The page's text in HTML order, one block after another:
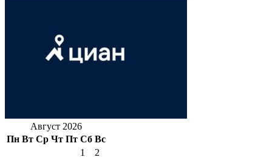
Август 2026
Пн Вт Ср Чт Пт Сб Вс
1
2